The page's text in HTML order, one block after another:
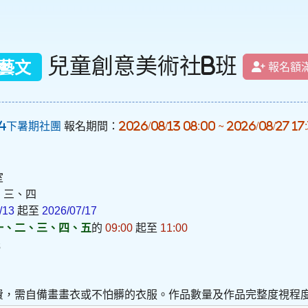
文 兒童創意美術社B班 報名額
下暑期社團 報名期間： 2026/08/13 08:00 ~ 2026/08/27
三、四
13 起至 2026/07/17
、二、三、四、五的 09:00 起至 11:00
，需自備畫畫衣或不怕髒的衣服。作品數量及作品完整度視